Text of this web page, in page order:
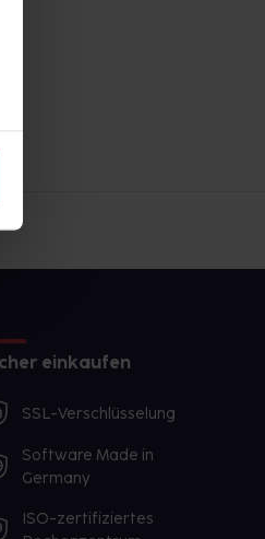
einkaufen
SSL-Verschlüsselung
Software Made in
Germany
ISO-zertifiziertes